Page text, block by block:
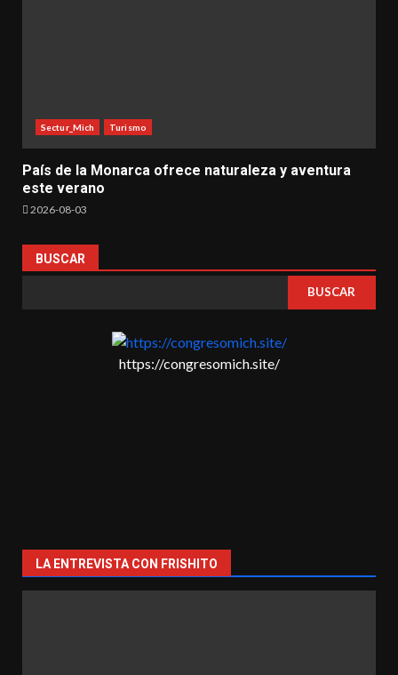
Sectur_Mich Turismo
País de la Monarca ofrece naturaleza y aventura
este verano
2026-08-03
BUSCAR
BUSCAR
https://congresomich.site/
LA ENTREVISTA CON FRISHITO